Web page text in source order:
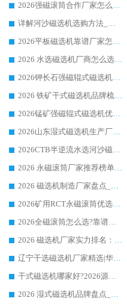
2026强磁滚筒合作厂家怎么选-华体会手机网页版-华体会(中国) 行业优质供应商参考指南
详解河沙磁选机选购方法_除铁器品牌及华体会手机网页版-华体会(中国) 企业解析
2026平板磁选机靠谱厂家怎么选？华体会手机网页版-华体会(中国) 凭硬实力甄选合作品牌
2026 水选磁选机厂商怎么选 潍坊华体会手机网页版-华体会(中国) 技术实力强
2026钾长石强磁辊式磁选机厂家推荐_华体会手机网页版-华体会(中国) 强磁磁选机价格
2026 铁矿干式磁选机品牌梳理 华体会手机网页版-华体会(中国) 厂家甄选要点
2026锰矿强磁辊式磁选机优选品牌_华体会手机网页版-华体会(中国) 专业厂家值得选择
2026山东湿式磁选机生产厂家推荐：华体会手机网页版-华体会(中国) ，深耕磁电领域十余载
2026CTB半逆流水选河沙磁选机哪家好_华体会手机网页版-华体会(中国) _值得信赖
2026 永磁滚筒厂家推荐榜单：技术与实力双驱，华体会手机网页版-华体会(中国) 表现突出
2026 磁选机制造厂家盘点_华体会手机网页版-华体会(中国) _综合实力剖析
2026矿用RCT永磁滚筒优选厂家_华体会手机网页版-华体会(中国) 领衔靠谱品牌盘点
2026全磁滚筒怎么选?靠谱厂家推荐，口碑之选华体会手机网页版-华体会(中国)
2026 磁选机厂家实力排名：技术与实力双轮驱动，华体会手机网页版-华体会(中国) 领跑
辽宁干选磁选机厂家精选|华体会手机网页版-华体会(中国) 硬核实力领跑行业标杆
干式磁选机哪家好?2026源头厂家推荐_华体会手机网页版-华体会(中国) 强磁磁选机生产厂家
2026 湿式磁选机品牌盘点_华体会手机网页版-华体会(中国) _内行认可的靠谱厂家